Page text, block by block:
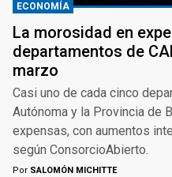
ECONOMÍA
La morosidad en
departamentos de
marzo
Casi uno de cada cinco
Autónoma y la Provincia de
expensas, con aumentos
según ConsorcioAbierto.
Por SALOMÓN MICHITTE